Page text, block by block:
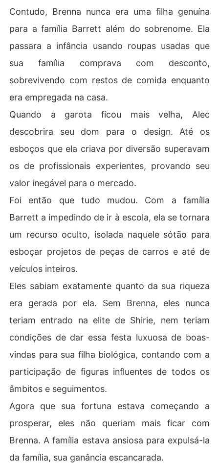
Contudo, Brenna nunca era uma filha genuína
para a família Barrett além do sobrenome. Ela
passara a infância usando roupas usadas que
sua família comprava com desconto,
sobrevivendo com restos de comida enquanto
era empregada na casa.
Quando a garota ficou mais velha, Alec
descobrira seu dom para o design. Até os
esboços que ela criava por diversão superavam
os de profissionais experientes, provando seu
valor inegável para o mercado.
Foi então que tudo mudou. Com a família
Barrett a impedindo de ir à escola, ela se tornara
um recurso oculto, isolada naquele sótão para
esboçar projetos de peças de carros e até de
veículos inteiros.
Eles sabiam exatamente quanto da sua riqueza
era gerada por ela. Sem Brenna, eles nunca
teriam entrado na elite de Shirie, nem teriam
condições de dar essa festa luxuosa de boas-
vindas para sua filha biológica, contando com a
participação de figuras influentes de todos os
âmbitos e seguimentos.
Agora que sua fortuna estava começando a
prosperar, eles não queriam mais ficar com
Brenna. A família estava ansiosa para expulsá-la
da família, sua ganância escancarada.